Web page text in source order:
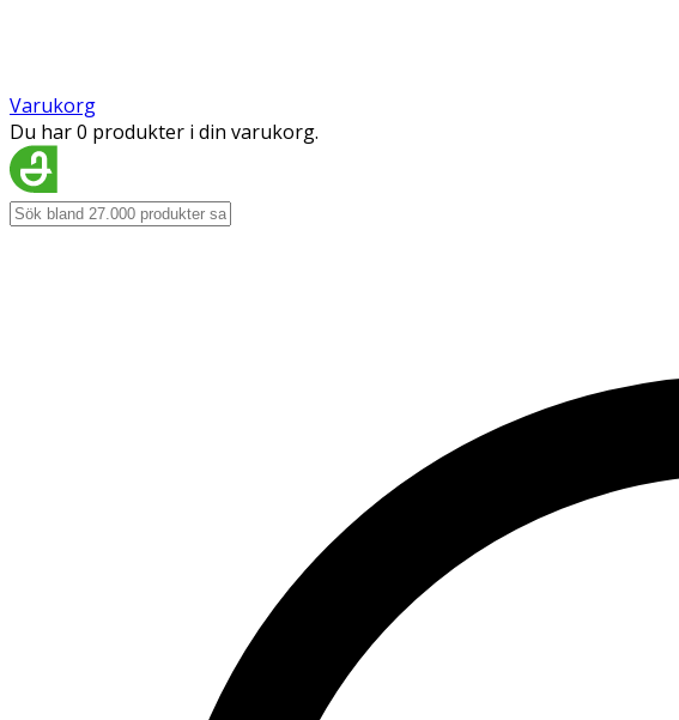
Varukorg
Du har 0 produkter i din varukorg.